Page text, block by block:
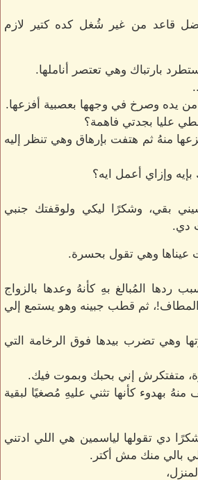
قاعد من غير شُغل كده كتير لازم
بارتباك وهي تعتصر أناملها.
يده وصرخ في وجهها بعصبية أفزعها.
عليا بجدتي فاهمة؟
منهُ ثم هتفت بإرهاق وهي تنظر إليه
وإزاي أعمل ايه؟
بقي، وشكرًا ليكي ولوقفتك جنبي
دي.
وهي تقول بحسرة.
ردها المُبالغ بهِ كأنهُ وعدها بالزواج
المطاف!، ثم قطب جبينه وهو يستمع إلي
وهي تضرب بيدها فوق الرخامة التي
متفتكرش إني بحبك وبموت فيك.
بهدوء كأنها تثني عليهِ مُصغيًا لبقية
دي تقولها لياسمين هي اللي ادتني
بالي منك مش أكتر.